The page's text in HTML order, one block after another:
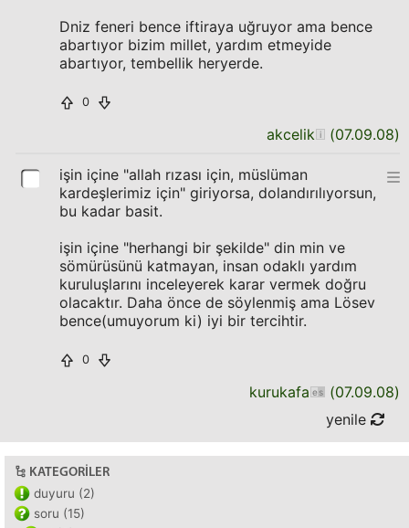
Dniz feneri bence iftiraya uğruyor ama bence
abartıyor bizim millet, yardım etmeyide
abartıyor, tembellik heryerde.
0
akcelik (07.09.08)
işin içine "allah rızası için, müslüman
kardeşlerimiz için" giriyorsa, dolandırılıyorsun,
bu kadar basit.
işin içine "herhangi bir şekilde" din min ve
sömürüsünü katmayan, insan odaklı yardım
kuruluşlarını inceleyerek karar vermek doğru
olacaktır. Daha önce de söylenmiş ama Lösev
bence(umuyorum ki) iyi bir tercihtir.
0
kurukafa (07.09.08)
yenile
KATEGORILER
duyuru (2)
soru (15)